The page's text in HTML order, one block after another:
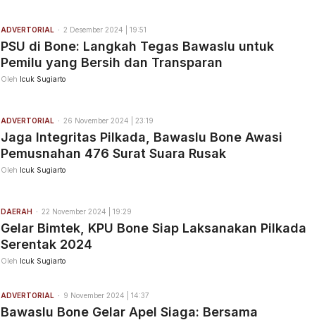
ADVERTORIAL 2 Desember 2024 | 19:51
PSU di Bone: Langkah Tegas Bawaslu untuk
Pemilu yang Bersih dan Transparan
Oleh Icuk Sugiarto
ADVERTORIAL 26 November 2024 | 23:19
Jaga Integritas Pilkada, Bawaslu Bone Awasi
Pemusnahan 476 Surat Suara Rusak
Oleh Icuk Sugiarto
DAERAH 22 November 2024 | 19:29
Gelar Bimtek, KPU Bone Siap Laksanakan Pilkada
Serentak 2024
Oleh Icuk Sugiarto
ADVERTORIAL 9 November 2024 | 14:37
Bawaslu Bone Gelar Apel Siaga: Bersama